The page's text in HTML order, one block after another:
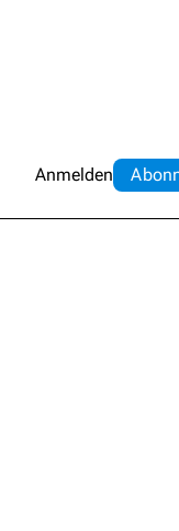
Anmelden Abo